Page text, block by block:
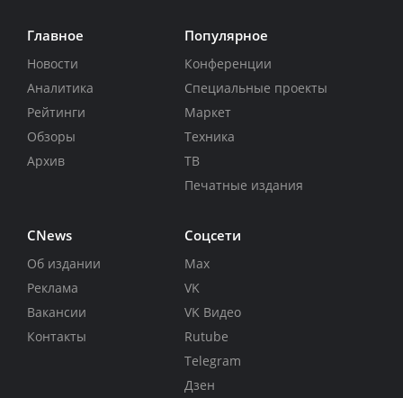
Главное
Новости
Аналитика
Рейтинги
Обзоры
Архив
Популярное
Конференции
Специальные проекты
Маркет
Техника
ТВ
Печатные издания
CNews
Об издании
Реклама
Вакансии
Контакты
Соцсети
Max
VK
VK Видео
Rutube
Telegram
Дзен